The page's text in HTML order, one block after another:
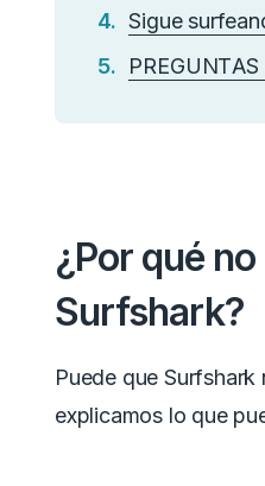
Sigue
¿Por qué
Surfshark?
Puede que
explicamos lo que